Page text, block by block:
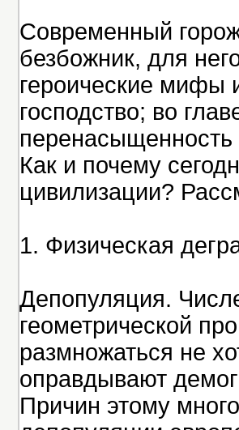
Современный
безбожник, для
героические мифы
господство; во
перенасыщенность
Как и почему
цивилизации?
1. Физическая
Депопуляция.
геометрической
размножаться не
оправдывают
Причин этому